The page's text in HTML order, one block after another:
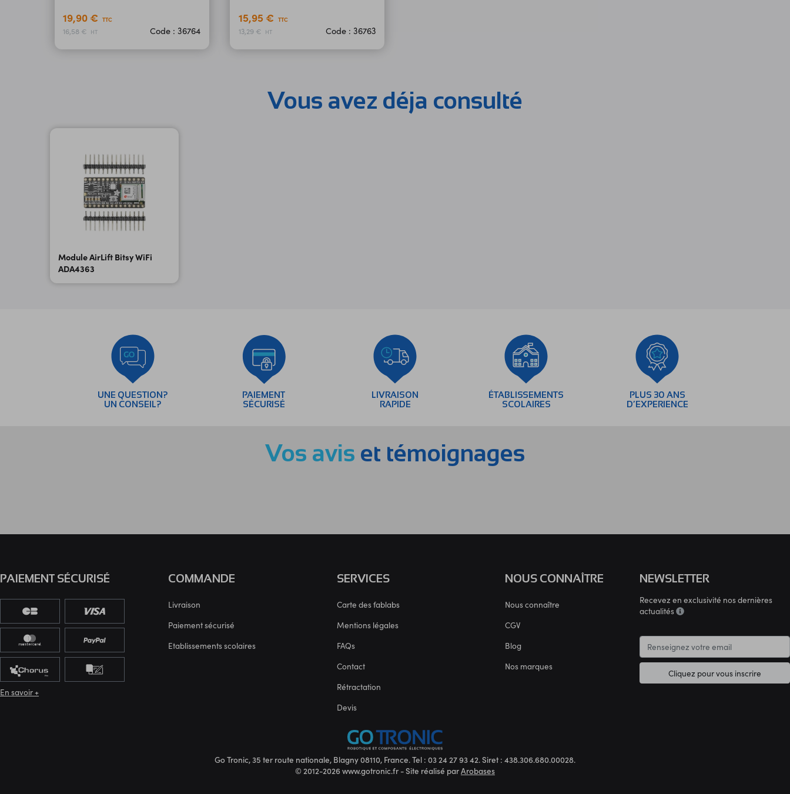
19,90 € TTC
16,58 € HT Code : 36764
15,95 € TTC
13,29 € HT Code : 36763
Vous avez déja consulté
Module AirLift Bitsy WiFi
ADA4363
UNE QUESTION?
UN CONSEIL?
PAIEMENT
SÉCURISÉ
LIVRAISON
RAPIDE
ÉTABLISSEMENTS
SCOLAIRES
PLUS 30 ANS
D’EXPERIENCE
Vos avis et témoignages
COMMANDE
Livraison
Paiement sécurisé
Etablissements scolaires
SERVICES
Carte des fablabs
Mentions légales
FAQs
Contact
Rétractation
Devis
NOUS CONNAÎTRE
Nous connaître
CGV
Blog
Nos marques
NEWSLETTER
Recevez en exclusivité nos dernières
actualités
Cliquez pour vous inscrire
PAIEMENT SÉCURISÉ
En savoir +
Go Tronic, 35 ter route nationale, Blagny 08110, France. Tel : 03 24 27 93 42. Siret : 438.306.680.00028.
© 2012-2026 www.gotronic.fr - Site réalisé parArobases